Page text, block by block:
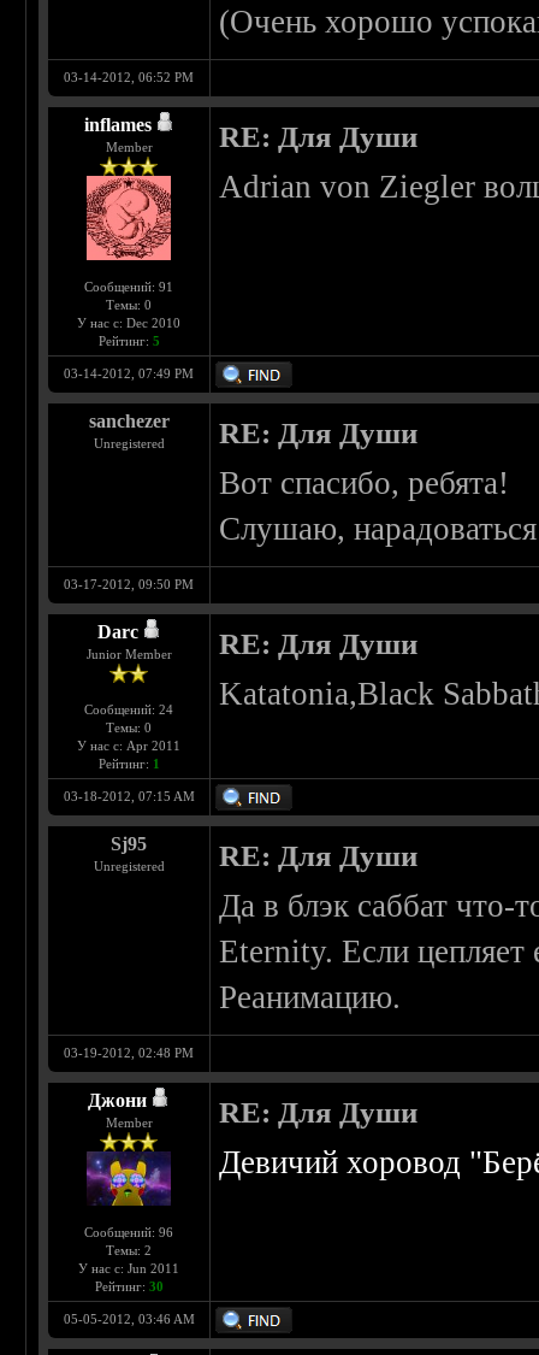
(Очень хорошо
03-14-2012, 06:52 PM
inflames
Member
Сообщений: 91
Темы: 0
У нас с: Dec 2010
Рейтинг: 5
RE: Для Души
Adrian von Ziegler
03-14-2012, 07:49 PM
sanchezer
Unregistered RE: Для Души
Вот спасибо, ребята!
Слушаю,
03-17-2012, 09:50 PM
Darc
Junior Member
Сообщений: 24
Темы: 0
У нас с: Apr 2011
Рейтинг: 1
RE: Для Души
Katatonia,Black
03-18-2012, 07:15 AM
Sj95
Unregistered RE: Для Души
Да в блэк саббат что-
Eternity. Если цепляет
Реанимацию.
03-19-2012, 02:48 PM
Джони
Member
Сообщений: 96
Темы: 2
У нас с: Jun 2011
Рейтинг: 30
RE: Для Души
Девичий хоровод
05-05-2012, 03:46 AM